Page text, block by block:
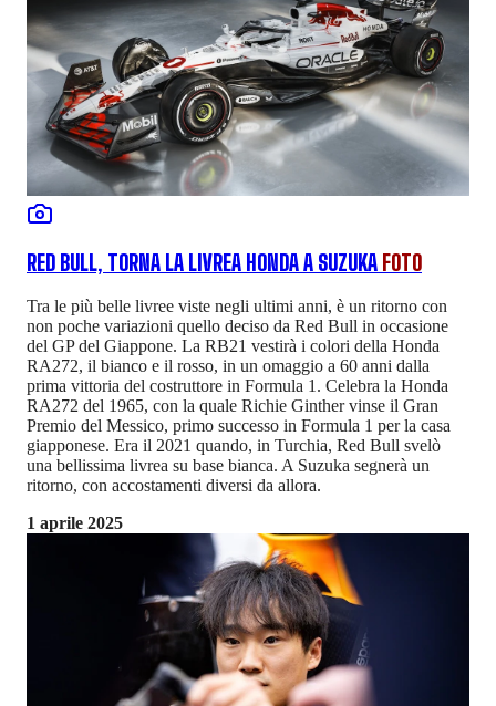
RED BULL, TORNA LA LIVREA HONDA A SUZUKA FOTO
Tra le più belle livree viste negli ultimi anni, è un ritorno con
non poche variazioni quello deciso da Red Bull in occasione
del GP del Giappone. La RB21 vestirà i colori della Honda
RA272, il bianco e il rosso, in un omaggio a 60 anni dalla
prima vittoria del costruttore in Formula 1. Celebra la Honda
RA272 del 1965, con la quale Richie Ginther vinse il Gran
Premio del Messico, primo successo in Formula 1 per la casa
giapponese. Era il 2021 quando, in Turchia, Red Bull svelò
una bellissima livrea su base bianca. A Suzuka segnerà un
ritorno, con accostamenti diversi da allora.
1 aprile 2025